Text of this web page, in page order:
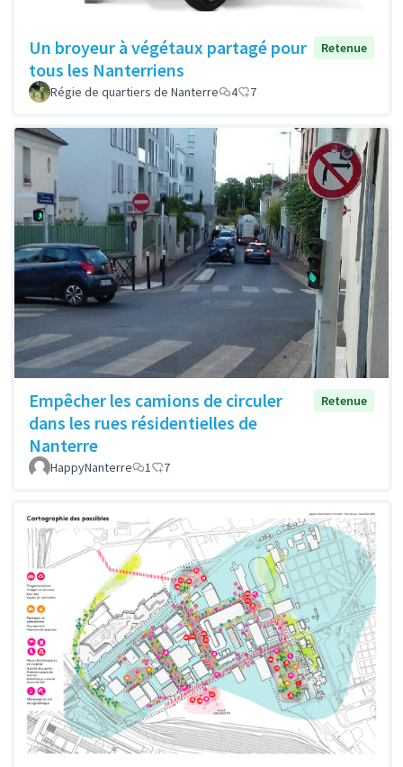
Un broyeur à végétaux partagé pour
tous les Nanterriens
Retenue
Régie de quartiers de Nanterre 4 7
Empêcher les camions de circuler
dans les rues résidentielles de
Nanterre
Retenue
HappyNanterre 1 7